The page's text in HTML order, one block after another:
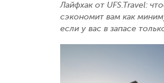
Лайфхак от UFS.Travel:
сэкономит вам как
если у вас в запасе